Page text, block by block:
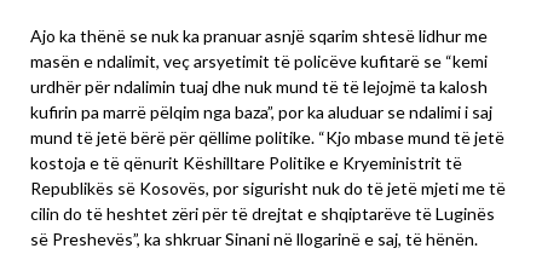
Ajo ka thënë se nuk ka pranuar asnjë sqarim shtesë lidhur me
masën e ndalimit, veç arsyetimit të policëve kufitarë se “kemi
urdhër për ndalimin tuaj dhe nuk mund të të lejojmë ta kalosh
kufirin pa marrë pëlqim nga baza”, por ka aluduar se ndalimi i saj
mund të jetë bërë për qëllime politike. “Kjo mbase mund të jetë
kostoja e të qënurit Këshilltare Politike e Kryeministrit të
Republikës së Kosovës, por sigurisht nuk do të jetë mjeti me të
cilin do të heshtet zëri për të drejtat e shqiptarëve të Luginës
së Preshevës”, ka shkruar Sinani në llogarinë e saj, të hënën.